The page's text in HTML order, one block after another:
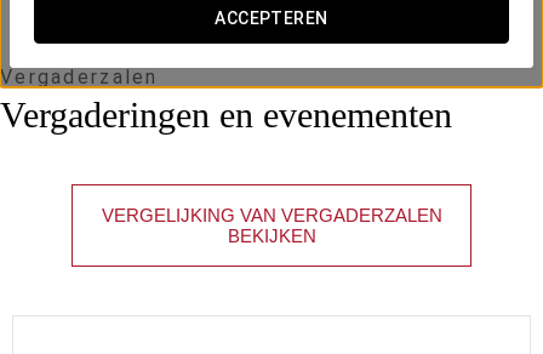
ACCEPTEREN
Vergaderzalen
Vergaderingen en evenementen
VERGELIJKING VAN VERGADERZALEN
BEKIJKEN